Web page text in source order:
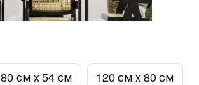
80 см x 54 см 120 см x 80 см